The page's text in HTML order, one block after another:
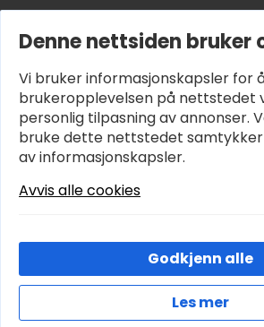
OM OSS
KJØPSVILKÅR OG BETINGELSER
PERSONVERN
© 2026 Hobbyhjornet.no –
Denne nettsiden bruker
Vi bruker informasjonskapsler for
brukeropplevelsen på nettstedet
personlig tilpasning av annonser.
bruke dette nettstedet
av informasjonskapsler.
Avvis alle cookies
Les mer
Godkjenn alle
Cookies